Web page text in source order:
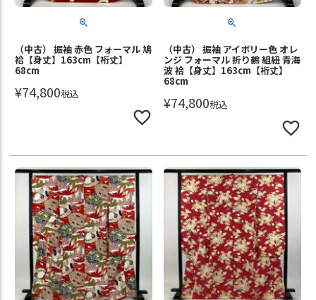
（中古） 振袖 赤色 フォーマル 鳩
袷【身丈】163cm【裄丈】
68cm
¥74,800税込
（中古） 振袖 アイボリー色 オレ
ンジ フォーマル 折り鶴 組紐 青海
波 袷【身丈】163cm【裄丈】
68cm
¥74,800税込